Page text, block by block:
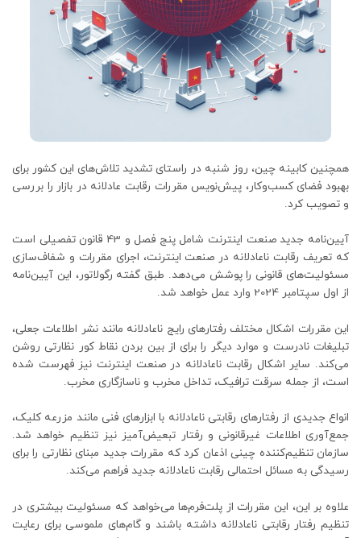
همچنین کابینه چین، روز شنبه در راستای تشدید تلاش‌های این کشور برای
بهبود فضای کسب‌وکار، پیش‌نویس مقررات رقابت عادلانه در بازار را بررسی
و تصویب کرد.
آیین‌نامه جدید صنعت اینترنت شامل پنج فصل و 43 قانون تفصیلی است
که تعریف رقابت ناعادلانه در صنعت اینترنت، اجرای مقررات و شفاف‌سازی
مسئولیت‌های قانونی را پوشش می‌دهد. طبق گفته رگولاتور، این آیین‌نامه
از اول سپتامبر 2024 وارد عمل خواهد شد.
این مقررات اشکال مختلف رفتارهای رایج ناعادلانه مانند نشر اطلاعات جعلی،
تبلیغات نادرست و موارد دیگر را برای از بین بردن نقاط کور نظارتی روشن
می‌کند. سایر اشکال رقابت ناعادلانه در صنعت اینترنت نیز فهرست شده
است، از جمله سرقت ترافیک، تداخل مخرب و ناسازگاری مخرب.
انواع جدیدی از رفتارهای رقابتی ناعادلانه با ابزارهای فنی مانند مزرعه کلیک،
جمع‌آوری اطلاعات غیرقانونی و رفتار تبعیض‌آمیز نیز تنظیم خواهد شد.
سازمان تنظیم‌کننده چینی اذعان کرد که مقررات جدید مبنای نظارتی را برای
رسیدگی به مسائل احتمالی رقابت ناعادلانه جدید فراهم می‌کند.
علاوه بر این، این مقررات از پلت‌فرم‌ها می‌خواهد که مسئولیت بیشتری در
تنظیم رفتار رقابتی ناعادلانه داشته باشند و گام‌های ملموسی برای رعایت